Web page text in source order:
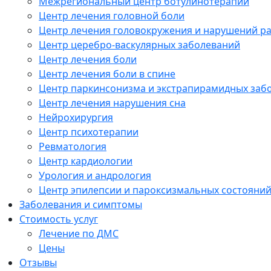
Центр лечения головной боли
Центр лечения головокружения и нарушений
Центр церебро-васкулярных заболеваний
Центр лечения боли
Центр лечения боли в спине
Центр паркинсонизма и экстрапирамидных
Центр лечения нарушения сна
Нейрохирургия
Центр психотерапии
Ревматология
Центр кардиологии
Урология и андрология
Центр эпилепсии и пароксизмальных состояний
Заболевания и симптомы
Стоимость услуг
Лечение по ДМС
Цены
Отзывы